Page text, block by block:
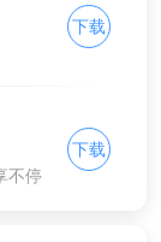
下载
不停
下载